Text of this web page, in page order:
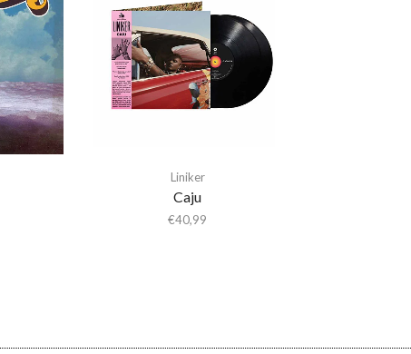
Liniker
Caju
€40,99